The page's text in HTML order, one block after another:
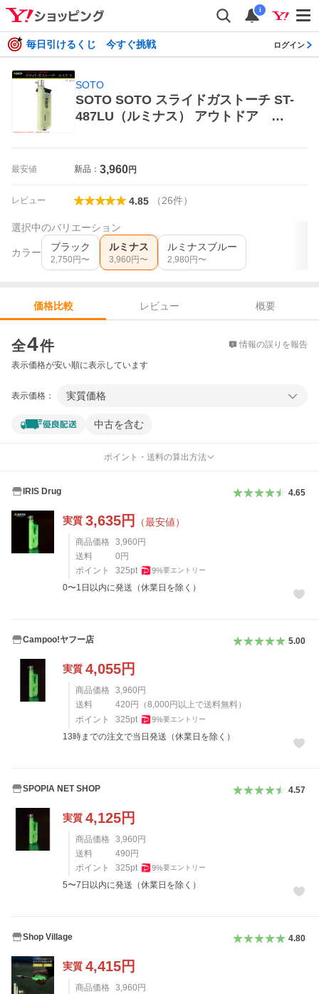
i
毎日引けるくじ 今すぐ挑戦 ログイン
SOTO
SOTO SOTO スライドガストーチ ST-
487LU（ルミナス） アウトドア バ
最安値 新品： 3,960円
レビュー 4.85 （26件）
選択中のバリエーション
カラー ブラック
2,750 円〜
ルミナス
3,960 円〜
ルミナスブルー
2,980 円〜
価格比較 レビュー
概要
全4件 情報の誤りを報告
表示価格が安い順に表示しています
表示価格： 実質価格
中古を含む
ポイント・送料の算出方法
IRIS Drug 4.65
実質 3,635円 （最安値）
商品価格 3,960 円
送料
0 円
ポイント
325pt 9%要エントリー
0〜1日以内に発送（休業日を除く）
Campoo!ヤフー店 5.00
実質 4,055円
商品価格 3,960 円
送料
420 円 （8,000 円以上で送料無料）
ポイント
325pt 9%要エントリー
13時までの注文で当日発送（休業日を除く）
SPOPIA NET SHOP 4.57
実質 4,125円
商品価格 3,960 円
送料
490 円
ポイント
325pt 9%要エントリー
5〜7日以内に発送（休業日を除く）
Shop Village 4.80
実質 4,415円
商品価格 3,960 円